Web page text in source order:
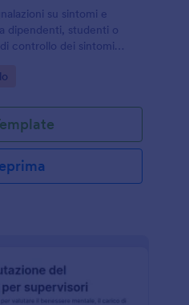
su sintomi e
dipendenti, studenti o
controllo dei sintomi